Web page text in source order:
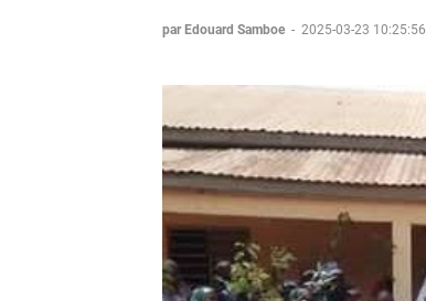
par Edouard Samboe - 2025-03-23 10:25:56